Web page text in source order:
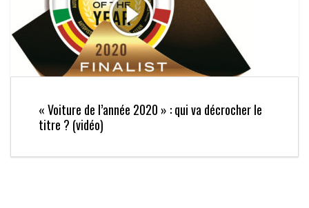
« Voiture de l’année 2020 » : qui va décrocher le
titre ? (vidéo)